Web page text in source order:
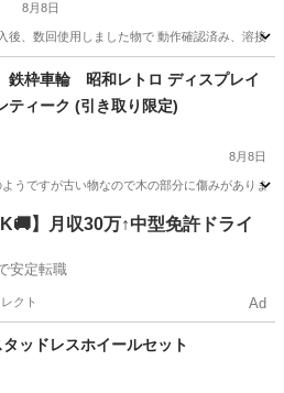
8月8日
後、数回使用しました物で 動作確認済み、溶接
その他 溶接機
枠車輪 昭和レトロ ディスプレイ
ィーク (引き取り限定)
8月8日
うですが古い物なので木の部分に傷みがありま
タイヤ、ホイール
】月収30万↑中型免許ドライ
安定転職
クト Ad
ッドレスホイールセット